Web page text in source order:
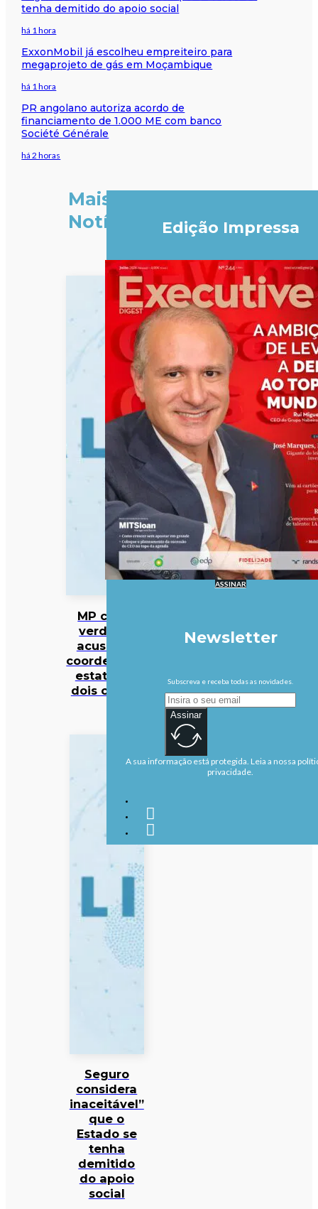
tenha demitido do apoio social
há 1 hora
ExxonMobil já escolheu empreiteiro para
megaprojeto de gás em Moçambique
há 1 hora
PR angolano autoriza acordo de
financiamento de 1.000 ME com banco
Société Générale
há 2 horas
Mais
Notícias
MP cabo-
verdiano
acusa ex-
coordenador
estatal de
dois crimes
Seguro
considera
inaceitável”
que o
Estado se
tenha
demitido
do apoio
social
Edição Impressa
ASSINAR
Newsletter
Subscreva e receba todas as novidades.
Assinar
A sua informação está protegida. Leia a nossa
privacidade.